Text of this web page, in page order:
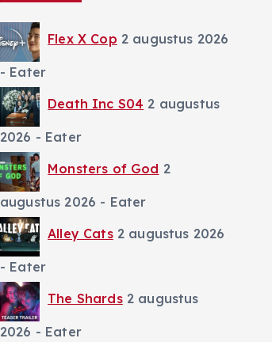
Flex X Cop 2 augustus 2026
- Eater
Death Inc S04 2 augustus
2026 - Eater
Monsters of God 2
augustus 2026 - Eater
Alley Cats 2 augustus 2026
- Eater
The Shards 2 augustus
2026 - Eater